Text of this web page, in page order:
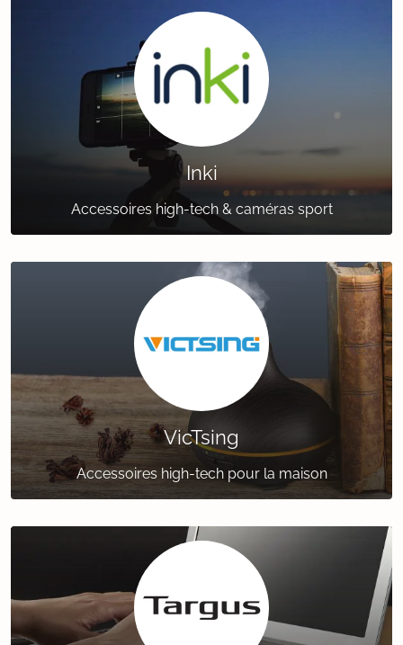
Inki
Accessoires high-tech & caméras sport
VicTsing
Accessoires high-tech pour la maison